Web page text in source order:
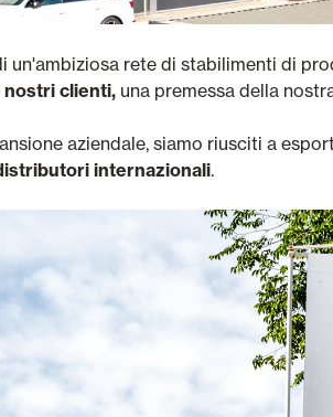
un'ambiziosa rete di stabilimenti di
clienti, una premessa della
aziendale, siamo riusciti a
internazionali.